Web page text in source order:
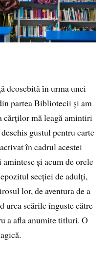
deosebită în urma unei
partea Bibliotecii și am
cărților mă leagă amintiri
gustul pentru carte
în cadrul acestei
și acum de orele
secției de adulți,
lor, de aventura de a
urca scările înguste către
a afla anumite titluri. O